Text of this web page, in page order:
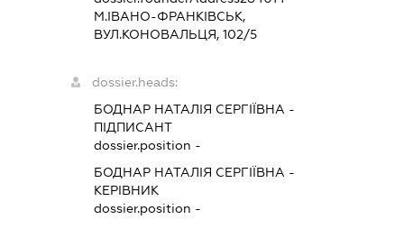
М.ІВАНО-ФРАНКІВСЬК,
ВУЛ.КОНОВАЛЬЦЯ, 102/5
dossier.heads:
БОДНАР НАТАЛІЯ СЕРГІЇВНА -
ПІДПИСАНТ
dossier.position -
БОДНАР НАТАЛІЯ СЕРГІЇВНА -
КЕРІВНИК
dossier.position -